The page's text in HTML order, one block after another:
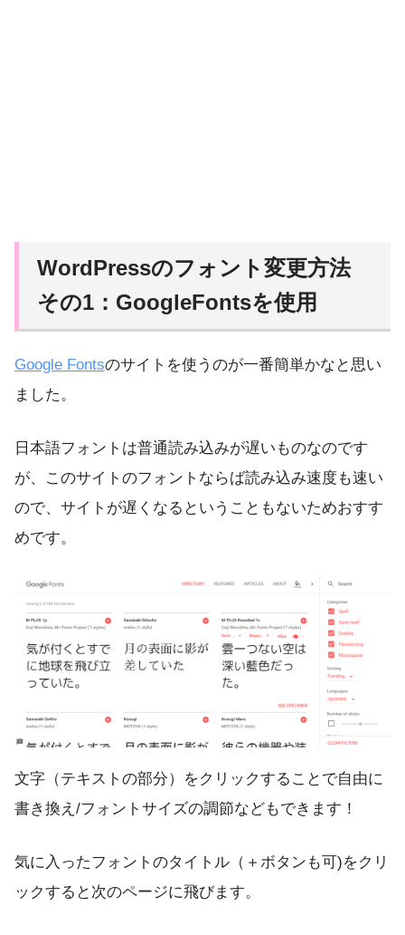
WordPressのフォント変更方法
その1：GoogleFontsを使用
Google Fontsのサイトを使うのが一番簡単かなと思い
ました。
日本語フォントは普通読み込みが遅いものなのです
が、このサイトのフォントならば読み込み速度も速い
ので、サイトが遅くなるということもないためおすす
めです。
文字（テキストの部分）をクリックすることで自由に
書き換え/フォントサイズの調節などもできます！
気に入ったフォントのタイトル（＋ボタンも可)をクリ
ックすると次のページに飛びます。